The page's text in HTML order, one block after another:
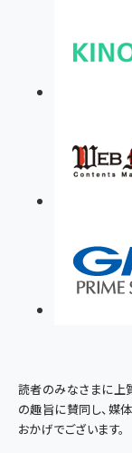
読者のみなさまに上
の趣旨に賛同し、媒
おかげでございます。